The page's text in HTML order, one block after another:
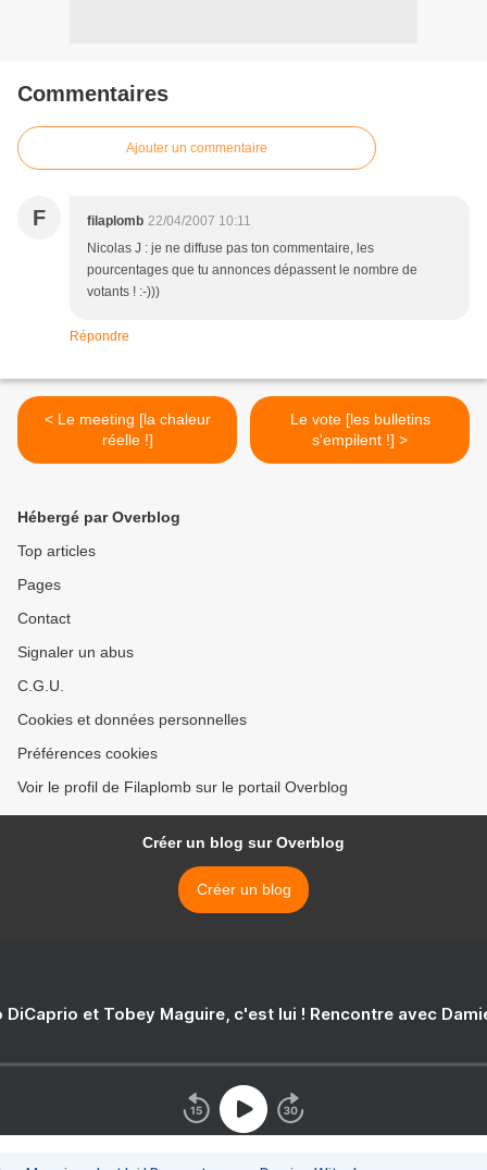
Commentaires
Ajouter un commentaire
F filaplomb 22/04/2007 10:11
Nicolas J : je ne diffuse pas ton commentaire, les
pourcentages que tu annonces dépassent le nombre de
votants ! :-)))
Répondre
< Le meeting [la chaleur
réelle !]
Le vote [les bulletins
s'empilent !] >
Hébergé par Overblog
Top articles
Pages
Contact
Signaler un abus
C.G.U.
Cookies et données personnelles
Préférences cookies
Voir le profil de Filaplomb sur le portail Overblog
Créer un blog sur Overblog
Créer un blog
DiCaprio et Tobey Maguire, c'est lui ! Rencontre avec